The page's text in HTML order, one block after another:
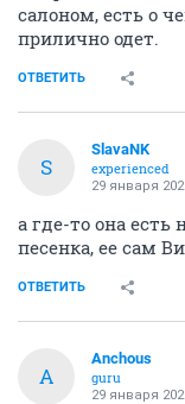
салоном, есть о
прилично одет.
ОТВЕТИТЬ
S
SlavaNK
experienced
29 января
а где-то она
песенка, ее сам
ОТВЕТИТЬ
A
Anchous
guru
29 января